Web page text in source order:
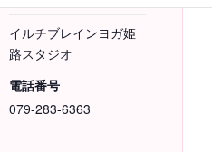
イルチブレインヨガ姫
路スタジオ
電話番号
079-283-6363